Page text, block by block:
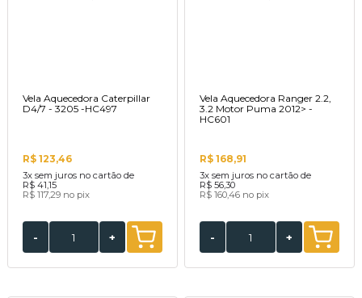
Vela Aquecedora Caterpillar
D4/7 - 3205 -HC497
R$ 123,46
3x sem juros no cartão de
R$ 41,15
R$ 117,29 no pix
- +
Vela Aquecedora Ranger 2.2,
3.2 Motor Puma 2012> -
HC601
R$ 168,91
3x sem juros no cartão de
R$ 56,30
R$ 160,46 no pix
- +